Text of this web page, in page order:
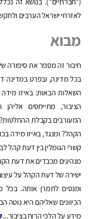
לאזרחי ישראל הערבים
מבוא
חיבור זה מספר את סיפורה
בכל מדינה, ובפרט במדינה
השאלות הבאות: באיזו
הציבור, מתייחסים אליהן
המעורבים בקבלת
הקהל? ומנגד, באיזו מידה
קשרי הגומלין בין דעת קהל
מנהיגים מכבדים את דעת
ישירה של דעת הקהל על
ומנסים לתמרן אותה. בכל
הכיוונים שאליהם היא
מידע על הלכי הרוח בציבור...